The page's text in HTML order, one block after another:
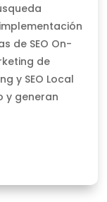
de SEO On-
de
y SEO Local
y generan